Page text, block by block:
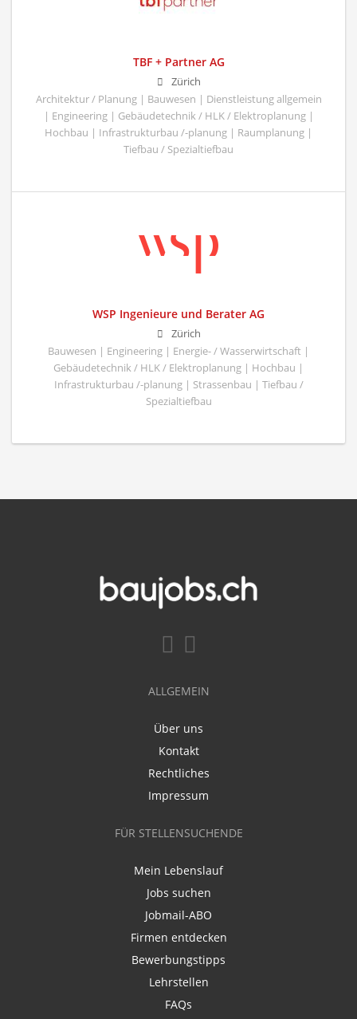
TBF + Partner AG
Zürich
Architektur / Planung | Bauwesen | Dienstleistung allgemein
| Engineering | Gebäudetechnik / HLK / Elektroplanung |
Hochbau | Infrastrukturbau /-planung | Raumplanung |
Tiefbau / Spezialtiefbau
WSP Ingenieure und Berater AG
Zürich
Bauwesen | Engineering | Energie- / Wasserwirtschaft |
Gebäudetechnik / HLK / Elektroplanung | Hochbau |
Infrastrukturbau /-planung | Strassenbau | Tiefbau /
Spezialtiefbau
ALLGEMEIN
Über uns
Kontakt
Rechtliches
Impressum
FÜR STELLENSUCHENDE
Mein Lebenslauf
Jobs suchen
Jobmail-ABO
Firmen entdecken
Bewerbungstipps
Lehrstellen
FAQs